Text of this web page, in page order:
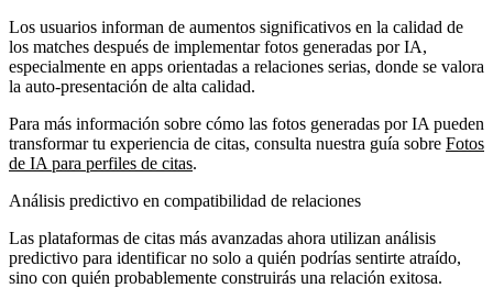
Los usuarios informan de aumentos significativos en la calidad de
los matches después de implementar fotos generadas por IA,
especialmente en apps orientadas a relaciones serias, donde se valora
la auto-presentación de alta calidad.
Para más información sobre cómo las fotos generadas por IA pueden
transformar tu experiencia de citas, consulta nuestra guía sobre Fotos
de IA para perfiles de citas.
Análisis predictivo en compatibilidad de relaciones
Las plataformas de citas más avanzadas ahora utilizan análisis
predictivo para identificar no solo a quién podrías sentirte atraído,
sino con quién probablemente construirás una relación exitosa.